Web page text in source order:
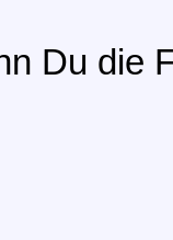
Du die